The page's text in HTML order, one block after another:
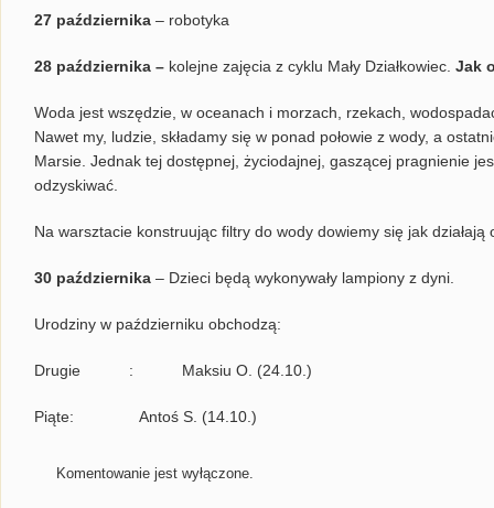
27 października – robotyka
28 października – kolejne zajęcia z cyklu Mały Działkowiec. Jak
Woda jest wszędzie, w oceanach i morzach, rzekach,
Nawet my, ludzie, składamy się w ponad połowie z wody, a
Marsie. Jednak tej dostępnej, życiodajnej, gaszącej pragnienie
odzyskiwać.
Na warsztacie konstruując filtry do wody dowiemy się jak działają
30 października – Dzieci będą wykonywały lampiony z dyni.
Urodziny w październiku obchodzą:
Drugie : Maksiu O. (24.10.)
Piąte: Antoś S. (14.10.)
Komentowanie jest wyłączone.